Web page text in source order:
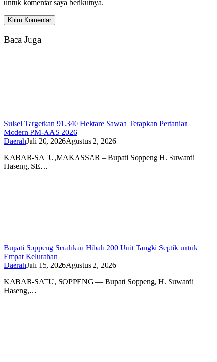
untuk komentar saya berikutnya.
Baca Juga
Sulsel Targetkan 91.340 Hektare Sawah Terapkan Pertanian
Modern PM-AAS 2026
DaerahJuli 20, 2026Agustus 2, 2026
KABAR-SATU,MAKASSAR – Bupati Soppeng H. Suwardi
Haseng, SE…
Bupati Soppeng Serahkan Hibah 200 Unit Tangki Septik untuk
Empat Kelurahan
DaerahJuli 15, 2026Agustus 2, 2026
KABAR-SATU, SOPPENG — Bupati Soppeng, H. Suwardi
Haseng,…